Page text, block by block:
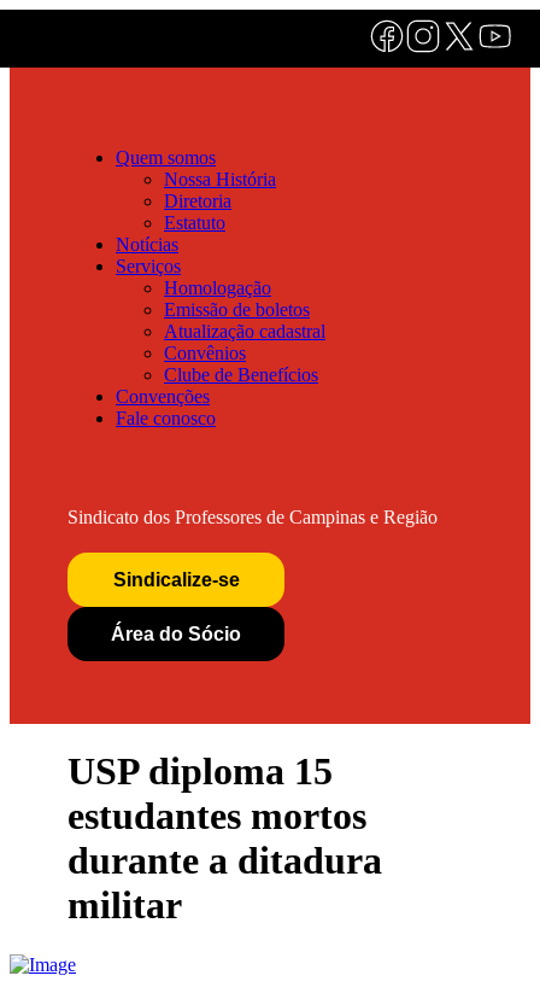
Quem somos
Nossa História
Diretoria
Estatuto
Notícias
Serviços
Homologação
Emissão de boletos
Atualização cadastral
Convênios
Clube de Benefícios
Convenções
Fale conosco
Sindicato dos Professores de Campinas e Região
Sindicalize-se
Área do Sócio
USP diploma 15
estudantes mortos
durante a ditadura
militar